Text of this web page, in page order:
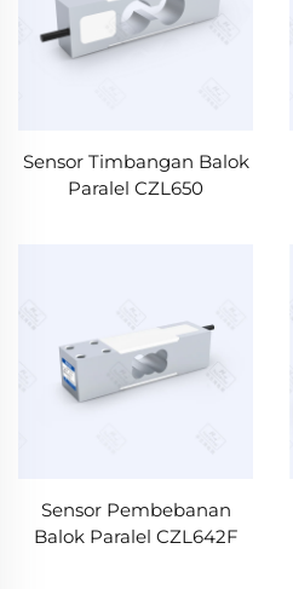
Sensor Timbangan Balok
Paralel CZL650
Sensor Pembebanan
Balok Paralel CZL642F